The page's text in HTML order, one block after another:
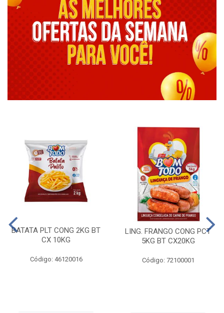
BATATA PLT CONG 2KG BT
CX 10KG
Código: 46120016
LING. FRANGO CONG PCT
5KG BT CX20KG
Código: 72100001